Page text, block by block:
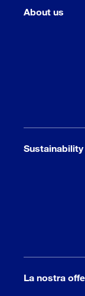
About us
Sustainability
La nostra